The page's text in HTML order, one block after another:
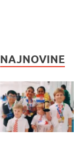
NAJNOVINE